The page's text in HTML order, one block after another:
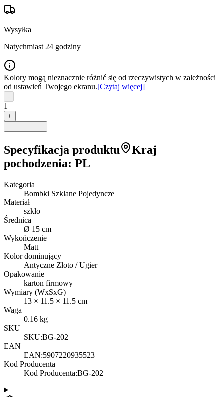
Wysyłka
Natychmiast 24 godziny
Kolory mogą nieznacznie różnić się od rzeczywistych w zależności
od ustawień Twojego ekranu.[Czytaj więcej]
-
1
+
Specyfikacja produktu
Kraj
pochodzenia: PL
Kategoria
Bombki Szklane Pojedyncze
Materiał
szkło
Średnica
Ø 15 cm
Wykończenie
Matt
Kolor dominujący
Antyczne Złoto / Ugier
Opakowanie
karton firmowy
Wymiary (WxSxG)
13 × 11.5 × 11.5 cm
Waga
0.16 kg
SKU
SKU:BG-202
EAN
EAN:5907220935523
Kod Producenta
Kod Producenta:BG-202